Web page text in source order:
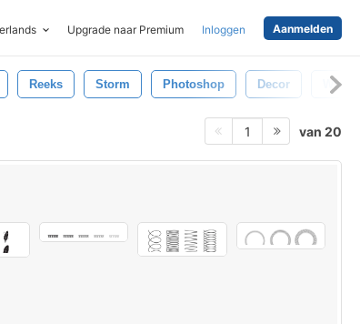
Upgrade naar Premium Inloggen Aanmelden
Reeks Storm Photoshop Decor Winter
1 van 20